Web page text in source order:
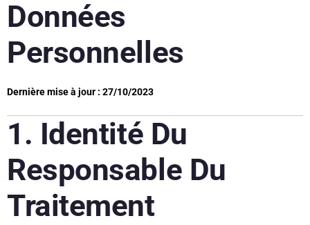
Données
Personnelles
Dernière mise à jour : 27/10/2023
1. Identité Du
Responsable Du
Traitement